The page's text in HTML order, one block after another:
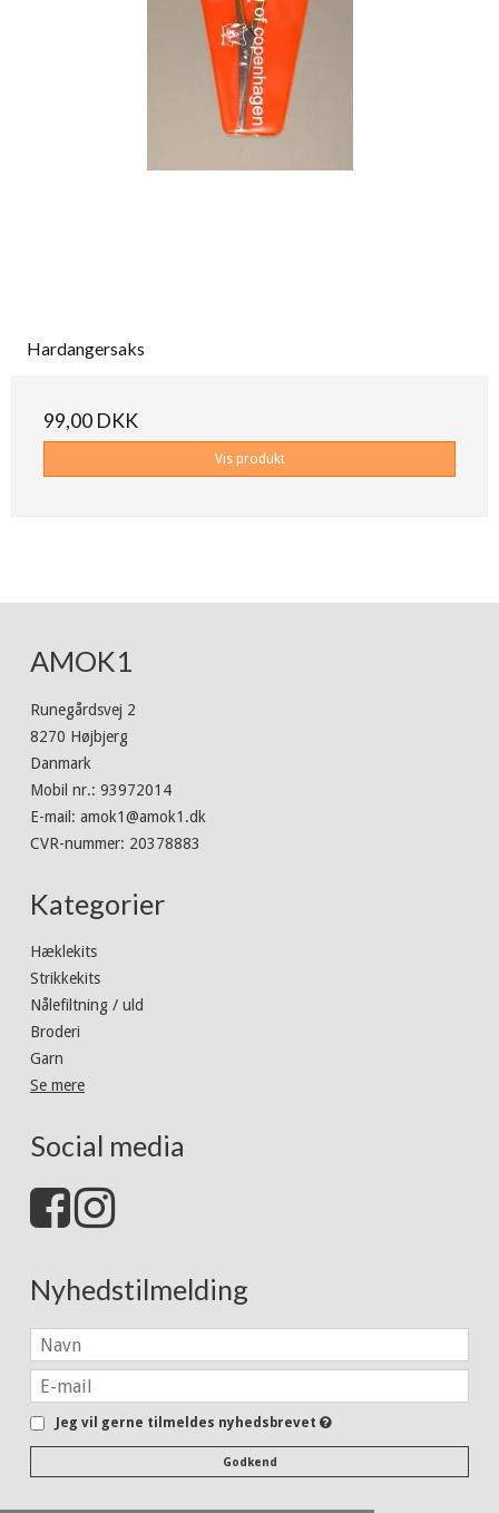
Hardangersaks
99,00 DKK
Vis produkt
AMOK1
Runegårdsvej 2
8270 Højbjerg
Danmark
Mobil nr.: 93972014
E-mail: amok1@amok1.dk
CVR-nummer: 20378883
Kategorier
Hæklekits
Strikkekits
Nålefiltning / uld
Broderi
Garn
Se mere
Social media
Nyhedstilmelding
Jeg vil gerne tilmeldes nyhedsbrevet
Godkend